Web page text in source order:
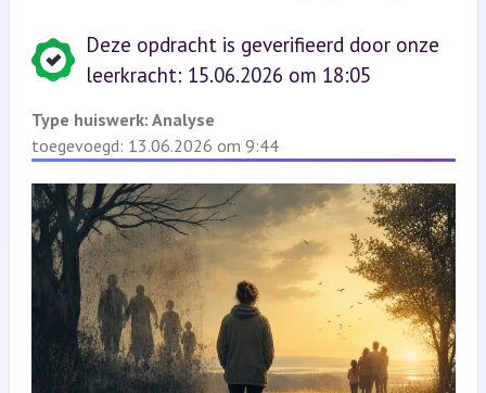
Deze opdracht is geverifieerd door onze
leerkracht: 15.06.2026 om 18:05
Type huiswerk: Analyse
toegevoegd: 13.06.2026 om 9:44